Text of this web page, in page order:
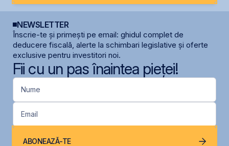
NEWSLETTER
Înscrie-te și primești pe email: ghidul complet de
deducere fiscală, alerte la schimbari legislative și oferte
exclusive pentru investitori noi.
Fii cu un pas înaintea pieței!
Nume
Email
ABONEAZĂ-TE